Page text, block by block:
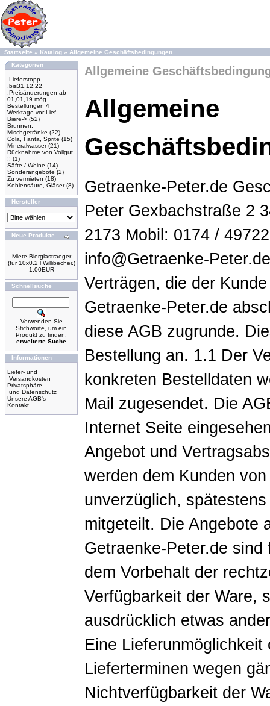
Startseite » Katalog » Allgemeine Geschäftsbedingungen
Kategorien
.Lieferstopp
.bis31.12.22
.Preisänderungen ab
01,01,19 mög
Bestellungen 4
Werktage vor Lief
Biere-> (52)
Brunnen,
Mischgetränke (22)
Cola, Fanta, Sprite (15)
Mineralwasser(21)
Rücknahme von Vollgut
!! (1)
Säfte / Weine (14)
Sonderangebote (2)
Zu vermieten (18)
Kohlensäure, Gläser(8)
Hersteller
Neue Produkte
Miete Bierglastraeger
(für 10x0.2 l Willibecher.)
1.00EUR
Schnellsuche
Verwenden Sie
Stichworte, um ein
Produkt zu finden.
erweiterte Suche
Informationen
Liefer- und
Versandkosten
Privatsphäre
und Datenschutz
Unsere AGB's
Kontakt
Allgemeine
Allgemeine
Getraenke-Peter.de
Peter Gexbachstraße 2
2173 Mobil: 0174 /
info@Getraenke-
Verträgen, die der
Getraenke-Peter.de
diese AGB zugrunde.
Bestellung an. 1.1 Der
konkreten Bestelldaten
Mail zugesendet. Die
Internet Seite
Angebot und
werden dem Kunden
unverzüglich,
mitgeteilt. Die Angebote
Getraenke-Peter.de
dem Vorbehalt der
Verfügbarkeit der Ware,
ausdrücklich etwas
Eine
Lieferterminen wegen
Nichtverfügbarkeit der